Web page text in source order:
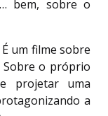
bem, sobre o
um filme sobre
Sobre o próprio
projetar uma
a